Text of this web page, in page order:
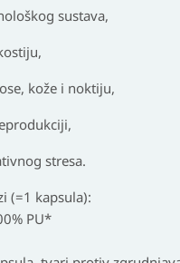
sustava,
kože i noktiju,
stresa.
(=1 kapsula):
PU*